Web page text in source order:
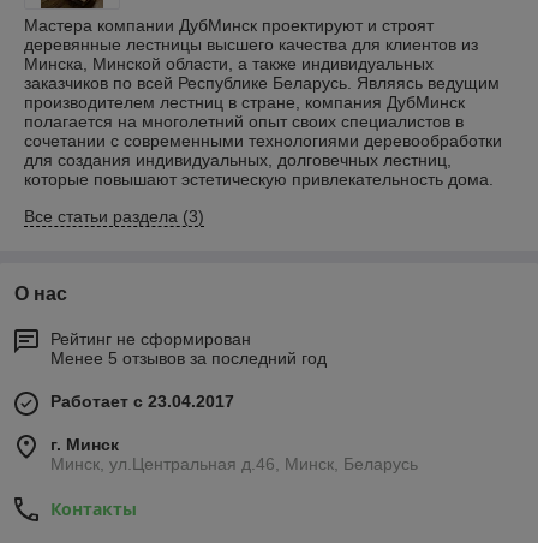
Мастера компании ДубМинск проектируют и строят
деревянные лестницы высшего качества для клиентов из
Минска, Минской области, а также индивидуальных
заказчиков по всей Республике Беларусь. Являясь ведущим
производителем лестниц в стране, компания ДубМинск
полагается на многолетний опыт своих специалистов в
сочетании с современными технологиями деревообработки
для создания индивидуальных, долговечных лестниц,
которые повышают эстетическую привлекательность дома.
Все статьи раздела (3)
О нас
Рейтинг не сформирован
Менее 5 отзывов за последний год
Работает с 23.04.2017
г. Минск
Минск, ул.Центральная д.46, Минск, Беларусь
Контакты